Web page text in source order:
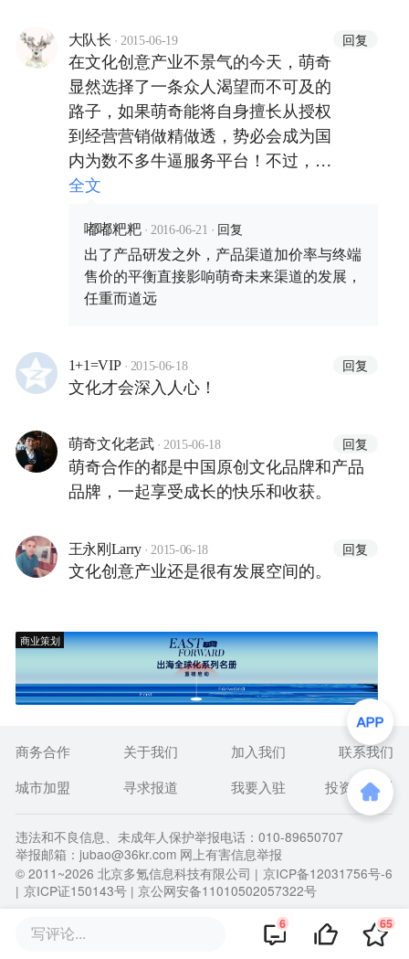
不然就不会有众多大品牌甚至上市公
司与我们合作。如果拿萌奇与产品公
司相比，当然不是同一个概念。说实
话，某处于风口的产品公司也曾邀请
萌奇参与产品设计开发。因为各自擅
长的不一样。
大队长 · 2015-06-19 回复
在文化创意产业不景气的今天，萌奇
显然选择了一条众人渴望而不可及的
路子，如果萌奇能将自身擅长从授权
到经营营销做精做透，势必会成为国
内为数不多牛逼服务平台！不过，就
目前，萌奇的存在是和他品牌他产品
发的能力偏弱，这点倒可能会成为影
响萌奇整体发展进程的不利因素！
全文
嘟嘟粑粑 · 2016-06-21 · 回复
出了产品研发之外，产品渠道加价率与终端
售价的平衡直接影响萌奇未来渠道的发展，
任重而道远
1+1=VIP · 2015-06-18 回复
文化才会深入人心！
萌奇文化老武 · 2015-06-18 回复
萌奇合作的都是中国原创文化品牌和产品
品牌，一起享受成长的快乐和收获。
王永刚Larry · 2015-06-18 回复
文化创意产业还是很有发展空间的。
商业策划
写评论... 6 65
商务合作 关于我们 加入我们
联系我们
城市加盟
寻求报道 我要入驻 投资者关系
违法和不良信息、未成年人保护举报电话：010-89650707
举报邮箱：jubao@36kr.com 网上有害信息举报
© 2011~2026 北京多氪信息科技有限公司 | 京ICP备12031756号-6
| 京ICP证150143号 | 京公网安备11010502057322号